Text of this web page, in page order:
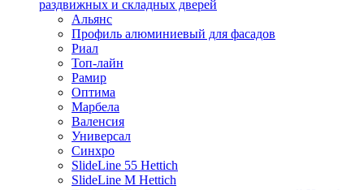
раздвижных и складных дверей
Альянс
Профиль алюминиевый для фасадов
Риал
Топ-лайн
Рамир
Оптима
Марбела
Валенсия
Универсал
Синхро
SlideLine 55 Hettich
SlideLine M Hettich